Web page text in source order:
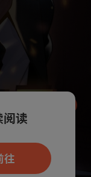
App新用
读
往